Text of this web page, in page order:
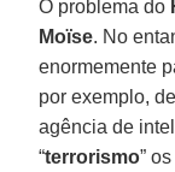
O problema do
Moïse. No
enormemente
por exemplo,
agência de
“terrorismo”